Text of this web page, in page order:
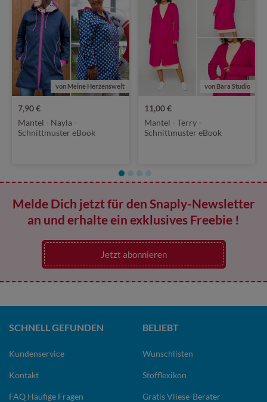
von Meine Herzenswelt
7,90 €
Mantel - Nayla -
Schnittmuster eBook
von Bara Studio
11,00 €
Mantel - Terry -
Schnittmuster eBook
Melde Dich jetzt für den Snaply-Newsletter
an und erhalte ein exklusives Freebie !
Jetzt abonnieren
SCHNELL GEFUNDEN
Kundenservice
Kontakt
FAQ Häufige Fragen
BELIEBT
Wunschlisten
Stofflexikon
Gratis Vliese-Berater